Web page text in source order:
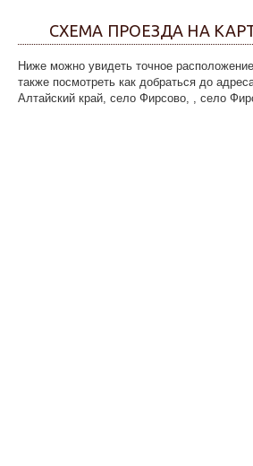
СХЕМА ПРОЕЗДА НА
Ниже можно увидеть точное
также посмотреть как добраться до
Алтайский край, село Фирсово, , село